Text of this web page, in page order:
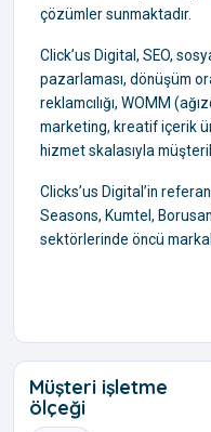
çözümler sunmaktadır.
Click’us Digital, SEO,
pazarlaması, dönüşüm
reklamcılığı, WOMM
marketing, kreatif içerik
hizmet skalasıyla
Clicks’us Digital’in
Seasons, Kumtel,
sektörlerinde öncü
Müşteri işletme
ölçeği